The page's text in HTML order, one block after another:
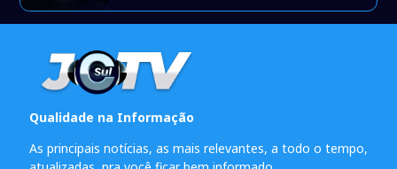
Qualidade na Informação
As principais notícias, as mais relevantes, a todo o tempo,